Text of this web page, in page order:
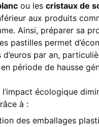
ou les cristaux de
aux produits
Ainsi, préparer sa
pastilles permet
d’euros par an,
période de hausse
l’impact écologique
à :
des emballages